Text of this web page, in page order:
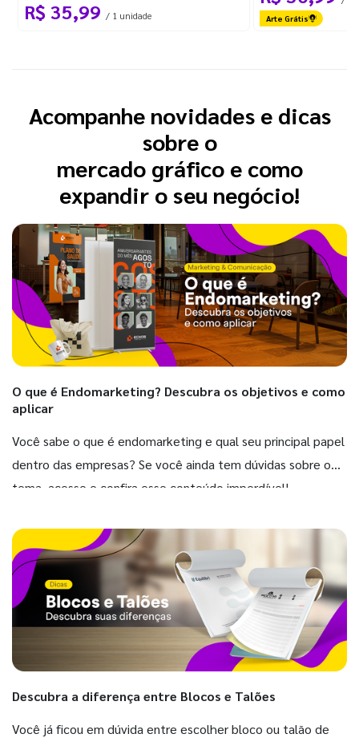
R$ 35,99 / 1 unidade Arte Grátis
Acompanhe novidades e dicas
sobre o
mercado gráfico e como
expandir o seu negócio!
O que é Endomarketing? Descubra os objetivos e como
aplicar
Você sabe o que é endomarketing e qual seu principal papel
dentro das empresas? Se você ainda tem dúvidas sobre o
tema, acesse e confira esse conteúdo imperdível!
Descubra a diferença entre Blocos e Talões
Você já ficou em dúvida entre escolher bloco ou talão de